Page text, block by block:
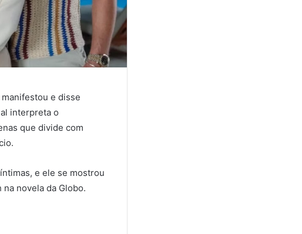
e disse
interpreta o
que divide com
e ele se mostrou
novela da Globo.